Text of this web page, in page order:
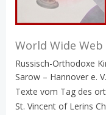
World Wide Web
Russisch-Orthodoxe
Sarow – Hannover e. V.
Texte vom Tag des
St. Vincent of Lerins